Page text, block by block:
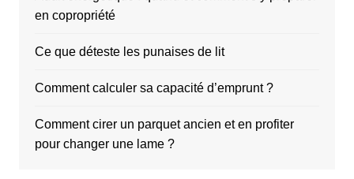
en copropriété
Ce que déteste les punaises de lit
Comment calculer sa capacité d’emprunt ?
Comment cirer un parquet ancien et en profiter
pour changer une lame ?